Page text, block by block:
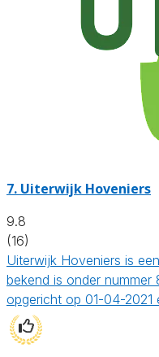
7. Uiterwijk Hoveniers
9.8
(16)
Uiterwijk Hoveniers is
bekend is onder
opgericht op 01-04-2021